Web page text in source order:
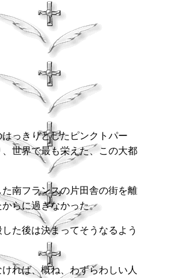
っきりとしたピンクトパー
世界で最も栄えた、この大都
南フランスの片田舎の街を離
らに過ぎなかった。
た後は決まってそうなるよう
れば、概ね、わずらわしい人